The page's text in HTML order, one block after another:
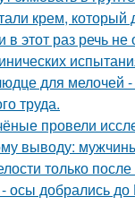
крем, который
этот раз речь не
для мелочей
труда.
провели
выводу:
только после
осы добрались